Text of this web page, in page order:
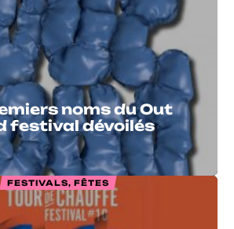
noms du Out
festival dévoilés
FESTIVALS, FÊTES